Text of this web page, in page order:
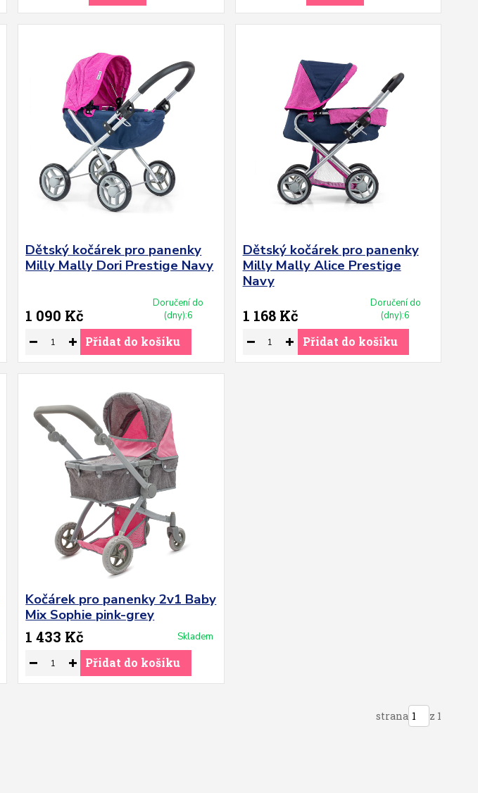
Dětský kočárek pro panenky
Milly Mally Dori Prestige Navy
1 090 Kč
Doručení do
(dny):6
Přidat do košíku
Dětský kočárek pro panenky
Milly Mally Alice Prestige
Navy
1 168 Kč
Doručení do
(dny):6
Přidat do košíku
Kočárek pro panenky 2v1 Baby
Mix Sophie pink-grey
1 433 Kč
Skladem
Přidat do košíku
strana z 1